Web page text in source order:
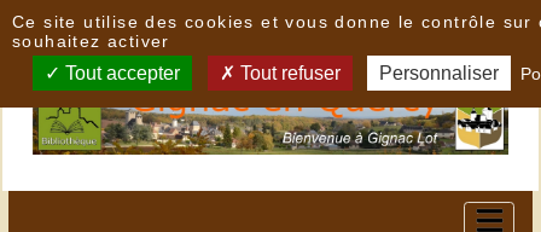
Ce site utilise des cookies et vous donne le contrôle sur
souhaitez activer
Tout accepter Tout refuser Personnaliser